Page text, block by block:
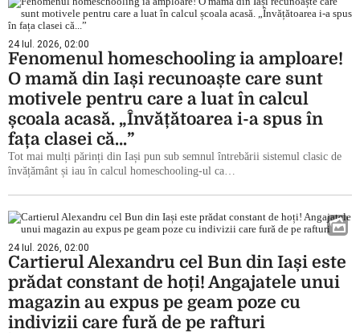
24 Iul. 2026, 02:00
Fenomenul homeschooling ia amploare!
O mamă din Iași recunoaște care sunt
motivele pentru care a luat în calcul
școala acasă. „Învățătoarea i-a spus în
fața clasei că…”
Tot mai mulți părinți din Iași pun sub semnul întrebării sistemul clasic de
învățământ și iau în calcul homeschooling-ul ca…
24 Iul. 2026, 02:00
Cartierul Alexandru cel Bun din Iași este
prădat constant de hoți! Angajatele unui
magazin au expus pe geam poze cu
indivizii care fură de pe rafturi